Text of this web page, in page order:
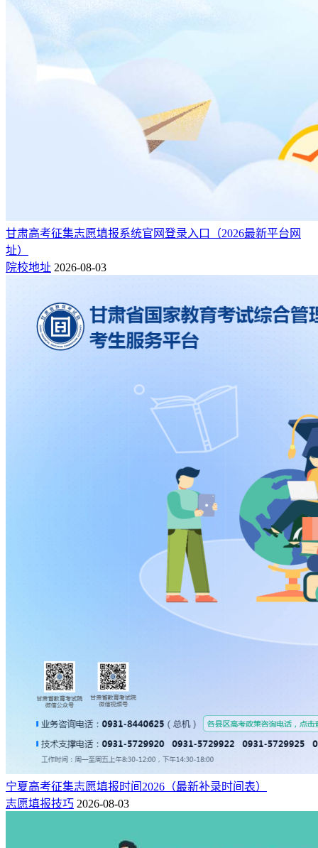
不太适合专科生报考，因为很多课程其实都更适合本科生去
学，对数学和计算机需要一定基础，专科生报考会比较吃力。
该专业毕业之后适合去各类企业、事业单位、政府部门等单位
从事会计、财务管理等工作，主要课程包括基础会计、会计电
电子商务其实是一个交叉学科，融入了计算机科学、市场营销
学、管理学、法学等相关知识，所以其实知识面庭广的。但其
实目前国内大部分开设的高校，专业课程的设置都不是很合
电子商务专业就当下而言，人员市场对电子商务专业人员需求
量很大。从社会调查实践来看，绝大多数企业已陆续步入电子
商务行列，采用传统经济与网络经济结合的方式生产经营。互
惊人，预计我国在未来10年大约需要200万名电子商务专业人
员。
10、医学美容技术专业
随着生活水平的提高，进入到二十一世纪以后，美容行业逐渐
走向成熟，大家对于美容保健行业的服务需求也在不断增加，
现在各级医疗美容机构和美容保健行业正在快速发展。不过当
下，专业的医疗美容技术人才供不应求，所以选择报考该专业
海商法专业大学排名一览表（全国仅4所）
2026年女孩子首选十大专业排名
各省历年高考一分一段表查询
甘肃高考征集志愿填报系统官网登录入口（2026最新平台网
址）
院校地址 2026-08-03
宁夏高考征集志愿填报时间2026（最新补录时间表）
志愿填报技巧 2026-08-03